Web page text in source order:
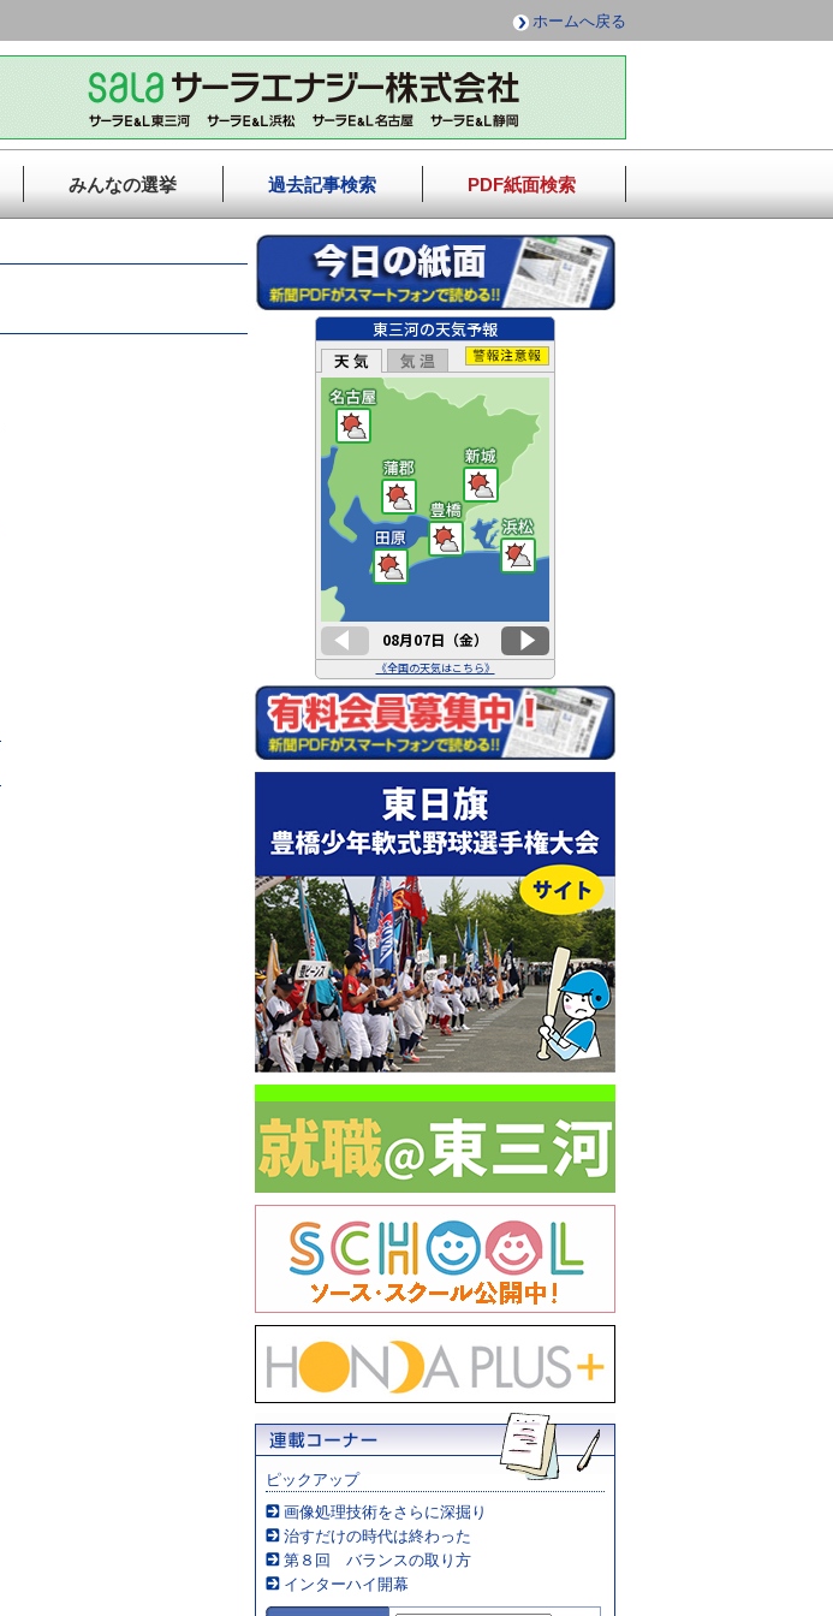
ホームへ戻る
みんなの選挙 過去記事検索 PDF紙面検索
ピックアップ
画像処理技術をさらに深掘り
治すだけの時代は終わった
第８回 バランスの取り方
インターハイ開幕